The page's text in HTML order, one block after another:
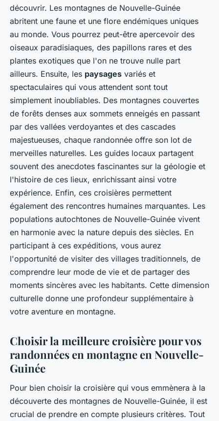
découvrir. Les montagnes de Nouvelle-Guinée
abritent une faune et une flore endémiques uniques
au monde. Vous pourrez peut-être apercevoir des
oiseaux paradisiaques, des papillons rares et des
plantes exotiques que l'on ne trouve nulle part
ailleurs. Ensuite, les paysages variés et
spectaculaires qui vous attendent sont tout
simplement inoubliables. Des montagnes couvertes
de forêts denses aux sommets enneigés en passant
par des vallées verdoyantes et des cascades
majestueuses, chaque randonnée offre son lot de
merveilles naturelles. Les guides locaux partagent
souvent des anecdotes fascinantes sur la géologie et
l'histoire de ces lieux, enrichissant ainsi votre
expérience. Enfin, ces croisières permettent
également des rencontres humaines marquantes. Les
populations autochtones de Nouvelle-Guinée vivent
en harmonie avec la nature depuis des siècles. En
participant à ces expéditions, vous aurez
l'opportunité de visiter des villages traditionnels, de
comprendre leur mode de vie et de partager des
moments sincères avec les habitants. Cette dimension
culturelle donne une profondeur supplémentaire à
votre aventure en montagne.
Choisir la meilleure croisière pour vos
randonnées en montagne en Nouvelle-
Guinée
Pour bien choisir la croisière qui vous emmènera à la
découverte des montagnes de Nouvelle-Guinée, il est
crucial de prendre en compte plusieurs critères. Tout